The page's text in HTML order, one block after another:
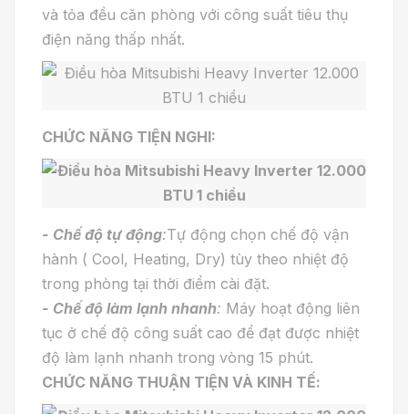
và tỏa đều căn phòng với công suất tiêu thụ
điện năng thấp nhất.
CHỨC NĂNG TIỆN NGHI:
- Chế độ tự động:Tự động chọn chế độ vận
hành ( Cool, Heating, Dry) tùy theo nhiệt độ
trong phòng tại thời điểm cài đặt.
- Chế độ làm lạnh nhanh: Máy hoạt động liên
tục ở chế độ công suất cao để đạt được nhiệt
độ làm lạnh nhanh trong vòng 15 phút.
CHỨC NĂNG THUẬN TIỆN VÀ KINH TẾ: